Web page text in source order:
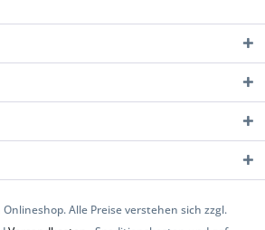
Alle Preise verstehen sich zzgl.